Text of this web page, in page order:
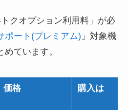
クオプション利用料」が必
ポート(プレミアム) 」対象機
ています。
価格 購入は